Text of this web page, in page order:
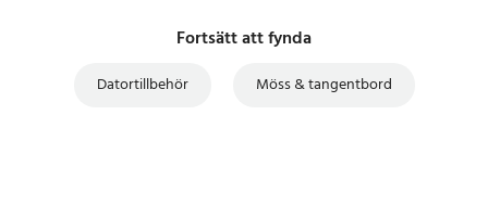
Fortsätt att fynda
Datortillbehör Möss & tangentbord